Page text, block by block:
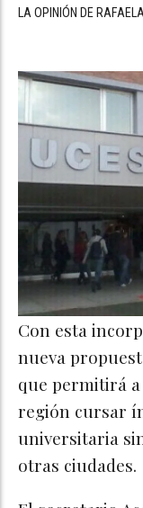
LA OPINIÓN DE
Con esta
nueva
que permitirá
región cursar
universitaria
otras ciudades.